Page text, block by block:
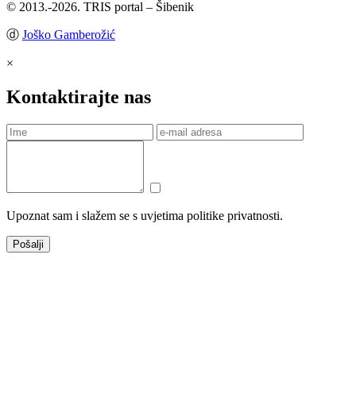
© 2013.-2026. TRIS portal – Šibenik
ⓓ Joško Gamberožić
×
Kontaktirajte nas
Upoznat sam i slažem se s uvjetima politike privatnosti.
Pošalji